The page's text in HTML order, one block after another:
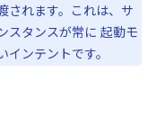
されます。これは、サ
スタンスが常に 起動モ
インテントです。